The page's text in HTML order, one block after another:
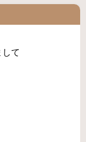
て